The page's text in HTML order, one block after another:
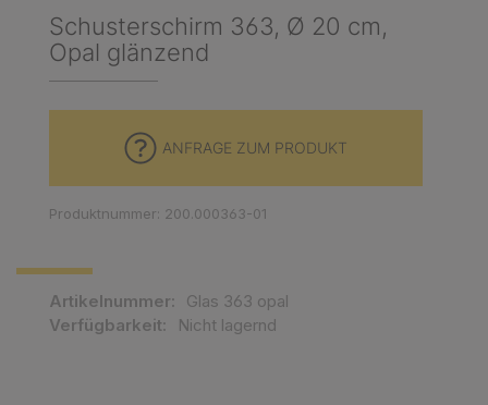
Schusterschirm 363, Ø 20 cm,
Opal glänzend
Artikelnummer:
Glas 363 opal
Verfügbarkeit:
Nicht lagernd
ANFRAGE ZUM PRODUKT
Produktnummer: 200.000363-01